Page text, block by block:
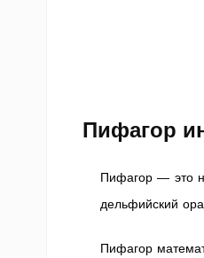
Пифагор
Пифагор — это
дельфийский
Пифагор